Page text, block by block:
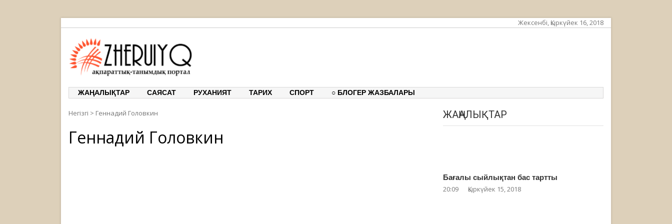
Жексенбі, Қыркүйек 16, 2018
ЖАҢАЛЫҚТАР САЯСАТ РУХАНИЯТ ТАРИХ СПОРТ ○ БЛОГЕР ЖАЗБАЛАРЫ
Негізгі > Геннадий Головкин
Геннадий Головкин
ЖАҢАЛЫҚТАР
Бағалы сыйлықтан бас тартты
20:09 Қыркүйек 15, 2018